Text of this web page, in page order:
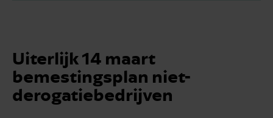
Uiterlijk 14 maart
bemestingsplan niet-
derogatiebedrijven